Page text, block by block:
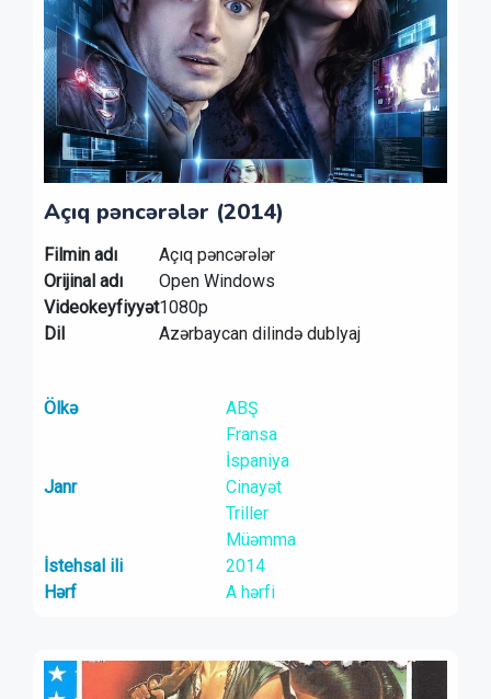
Açıq pəncərələr (2014)
Filmin adı
Açıq pəncərələr
Orijinal adı
Open Windows
Videokeyfiyyət1080p
Dil
Azərbaycan dilində dublyaj
Ölkə
ABŞ
Fransa
İspaniya
Janr
Cinayət
Triller
Müəmma
İstehsal ili
2014
Hərf
A hərfi